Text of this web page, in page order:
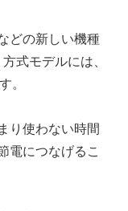
どの新しい機種
式モデルには、
。
り使わない時間
電につなげるこ